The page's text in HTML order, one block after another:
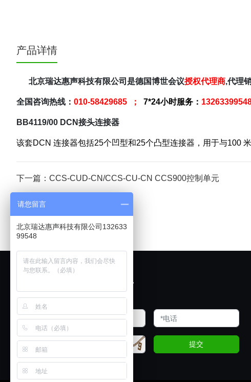
产品详情
北京瑞达惠声科技有限公司是德国博世会议授权代理商,代理
全国咨询热线： 010-58429685 ； 7*24小时服务：
BB4119/00 DCN接头连接器
该套DCN 连接器包括25个凹型和25个凸型连接器，用于与100
下一篇：CCS-CUD-CN/CCS-CU-CN CCS900控制单元
欢迎展厅试音
提交
请您留言
北京瑞达惠声科技有限公司132633
99548